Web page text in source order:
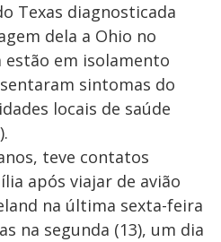
Texas diagnosticada
dela a Ohio no
em isolamento
sintomas do
locais de saúde
teve contatos
após viajar de avião
na última sexta-feira
na segunda (13), um dia